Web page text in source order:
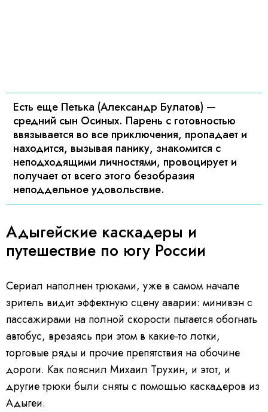
Есть еще Петька (Александр Булатов) —
средний сын Осиных. Парень с готовностью
ввязывается во все приключения, пропадает и
находится, вызывая панику, знакомится с
неподходящими личностями, провоцирует и
получает от всего этого безобразия
неподдельное удовольствие.
Адыгейские каскадеры и
путешествие по югу России
Сериал наполнен трюками, уже в самом начале
зритель видит эффектную сцену аварии: минивэн с
пассажирами на полной скорости пытается обогнать
автобус, врезаясь при этом в какие-то лотки,
торговые ряды и прочие препятствия на обочине
дороги. Как пояснил Михаил Трухин, и этот, и
другие трюки были сняты с помощью каскадеров из
Адыгеи.